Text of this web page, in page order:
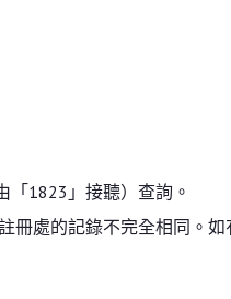
1823」接聽）查詢。
處的記錄不完全相同。